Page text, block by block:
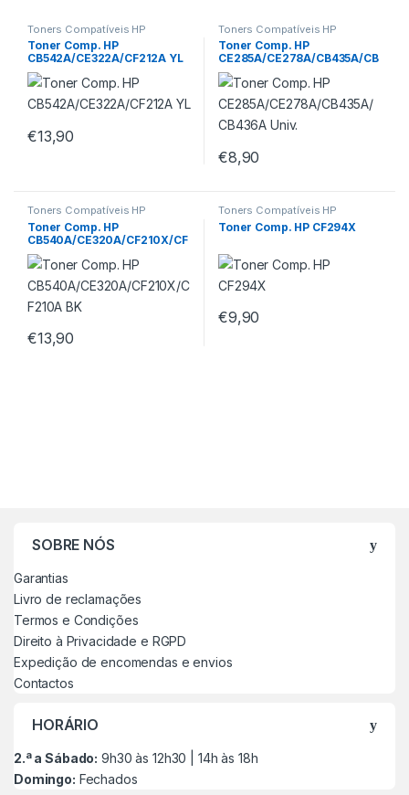
Toners Compatíveis HP
Toner Comp. HP
CB542A/CE322A/CF212A YL
€13,90
Toners Compatíveis HP
Toner Comp. HP
CE285A/CE278A/CB435A/CB
436A Univ.
€8,90
Toners Compatíveis HP
Toner Comp. HP
CB540A/CE320A/CF210X/CF
210A BK
€13,90
Toners Compatíveis HP
Toner Comp. HP CF294X
€9,90
SOBRE NÓS
Garantias
Livro de reclamações
Termos e Condições
Direito à Privacidade e RGPD
Expedição de encomendas e envios
Contactos
HORÁRIO
2.ª a Sábado: 9h30 às 12h30 | 14h às 18h
Domingo: Fechados